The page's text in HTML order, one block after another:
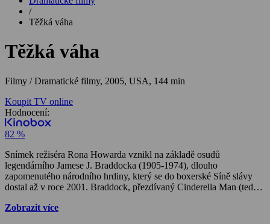
/
Těžká váha
Těžká váha
Filmy / Dramatické filmy, 2005, USA, 144 min
Koupit TV online
Hodnocení:
82 %
Snímek režiséra Rona Howarda vznikl na základě osudů
legendárního Jamese J. Braddocka (1905-1974), dlouho
zapomenutého národního hrdiny, který se do boxerské Síně slávy
dostal až v roce 2001. Braddock, přezdívaný Cinderella Man (tedy
Američanů, když se z příležitostného přístavního dělníka dokázal v
Zobrazit více